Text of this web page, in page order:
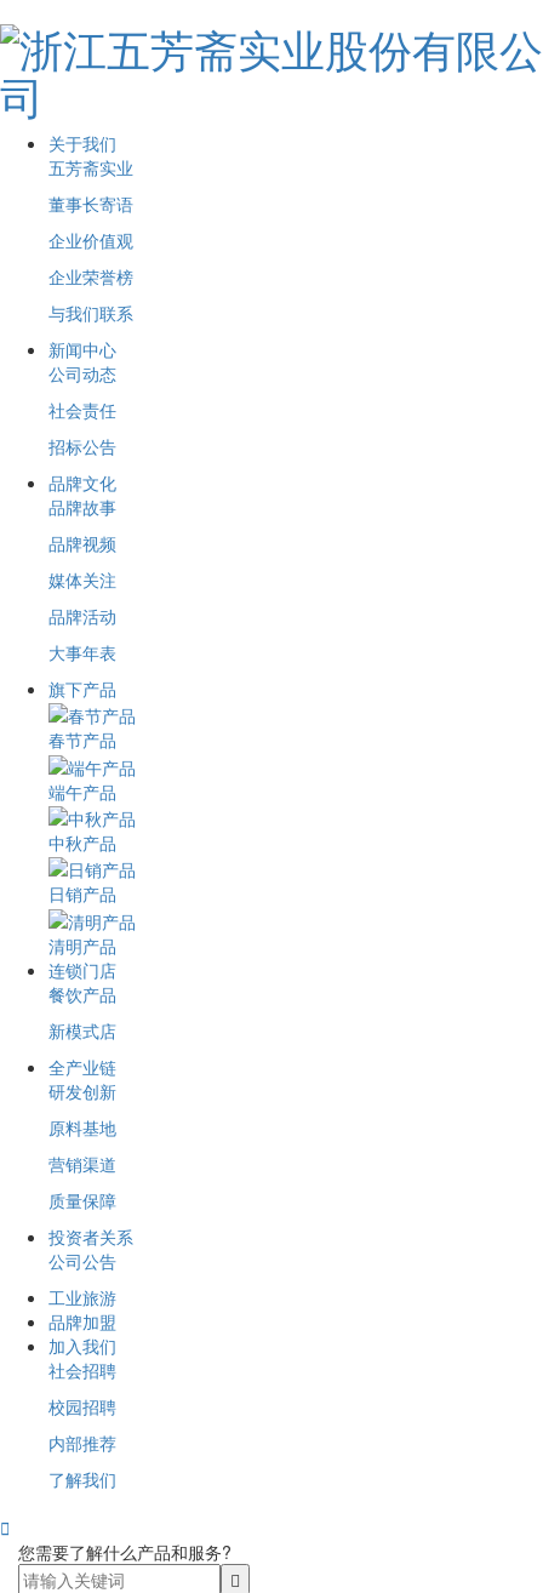
关于我们
五芳斋实业
董事长寄语
企业价值观
企业荣誉榜
与我们联系
新闻中心
公司动态
社会责任
招标公告
品牌文化
品牌故事
品牌视频
媒体关注
品牌活动
大事年表
旗下产品
春节产品
端午产品
中秋产品
日销产品
清明产品
连锁门店
餐饮产品
新模式店
全产业链
研发创新
原料基地
营销渠道
质量保障
投资者关系
公司公告
工业旅游
品牌加盟
加入我们
社会招聘
校园招聘
内部推荐
了解我们

您需要了解什么产品和服务?